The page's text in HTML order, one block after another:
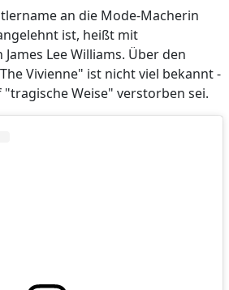
an die Mode-Macherin
ist, heißt mit
Lee Williams. Über den
Vivienne" ist nicht viel bekannt -
"tragische Weise" verstorben sei.